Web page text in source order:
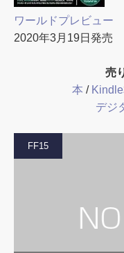
ワールドプレビュー
2020年3月19日発売
売
本 /
デジ
FF15